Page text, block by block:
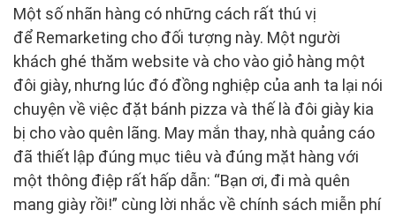
Một số nhãn hàng có những cách rất thú vị
để Remarketing cho đối tượng này. Một người
khách ghé thăm website và cho vào giỏ hàng một
đôi giày, nhưng lúc đó đồng nghiệp của anh ta lại nói
chuyện về việc đặt bánh pizza và thế là đôi giày kia
bị cho vào quên lãng. May mắn thay, nhà quảng cáo
đã thiết lập đúng mục tiêu và đúng mặt hàng với
một thông điệp rất hấp dẫn: “Bạn ơi, đi mà quên
mang giày rồi!” cùng lời nhắc về chính sách miễn phí